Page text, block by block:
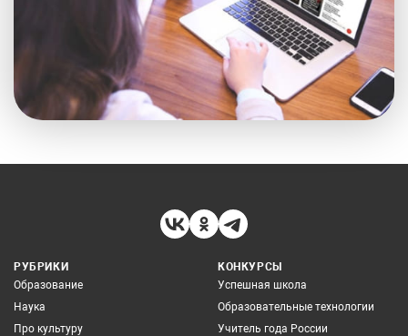
РУБРИКИ
Образование
Наука
Про культуру
КОНКУРСЫ
Успешная школа
Образовательные технологии
Учитель года России